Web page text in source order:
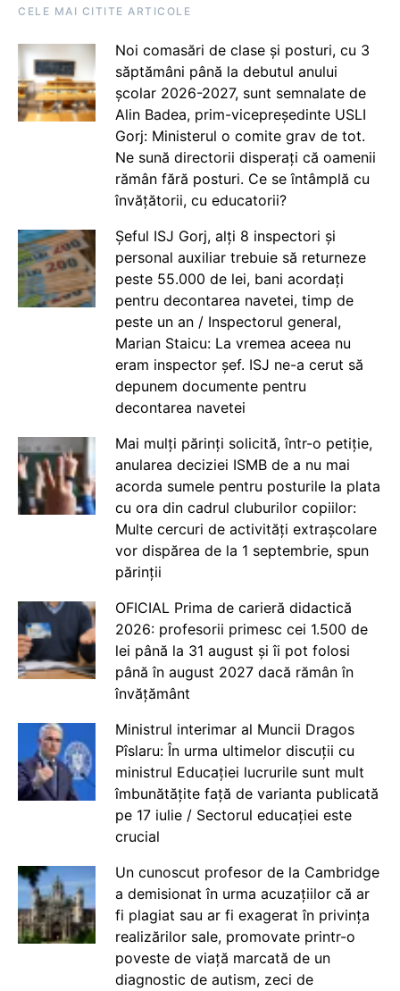
CELE MAI CITITE ARTICOLE
Noi comasări de clase și posturi, cu 3
săptămâni până la debutul anului
școlar 2026-2027, sunt semnalate de
Alin Badea, prim-vicepreședinte USLI
Gorj: Ministerul o comite grav de tot.
Ne sună directorii disperați că oamenii
rămân fără posturi. Ce se întâmplă cu
învățătorii, cu educatorii?
Șeful ISJ Gorj, alți 8 inspectori și
personal auxiliar trebuie să returneze
peste 55.000 de lei, bani acordați
pentru decontarea navetei, timp de
peste un an / Inspectorul general,
Marian Staicu: La vremea aceea nu
eram inspector șef. ISJ ne-a cerut să
depunem documente pentru
decontarea navetei
Mai mulți părinți solicită, într-o petiție,
anularea deciziei ISMB de a nu mai
acorda sumele pentru posturile la plata
cu ora din cadrul cluburilor copiilor:
Multe cercuri de activități extrașcolare
vor dispărea de la 1 septembrie, spun
părinții
OFICIAL Prima de carieră didactică
2026: profesorii primesc cei 1.500 de
lei până la 31 august și îi pot folosi
până în august 2027 dacă rămân în
învățământ
Ministrul interimar al Muncii Dragos
Pîslaru: În urma ultimelor discuții cu
ministrul Educației lucrurile sunt mult
îmbunătățite față de varianta publicată
pe 17 iulie / Sectorul educației este
crucial
Un cunoscut profesor de la Cambridge
a demisionat în urma acuzațiilor că ar
fi plagiat sau ar fi exagerat în privința
realizărilor sale, promovate printr-o
poveste de viață marcată de un
diagnostic de autism, zeci de